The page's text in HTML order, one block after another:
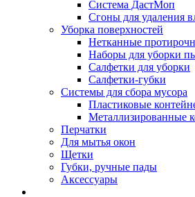
Система ДастМоп
Сгоны для удаления
Уборка поверхностей
Нетканные
Наборы для уборки
Салфетки для уборки
Салфетки-губки
Системы для сбора мусора
Пластиковые
Металлизированные
Перчатки
Для мытья окон
Щетки
Губки, ручные пады
Аксессуары